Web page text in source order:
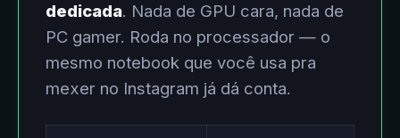
dedicada. Nada de GPU cara, nada de
PC gamer. Roda no processador — o
mesmo notebook que você usa pra
mexer no Instagram já dá conta.